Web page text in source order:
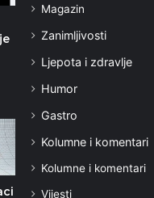
Magazin
Zanimljivosti
Ljepota i zdravlje
Humor
Gastro
Kolumne i komentari
Kolumne i komentari
Vijesti